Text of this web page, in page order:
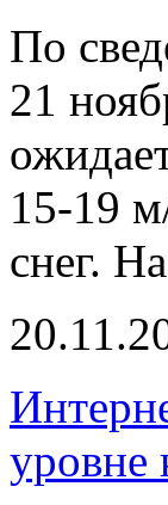
По
21
15-19
снег.
уровне